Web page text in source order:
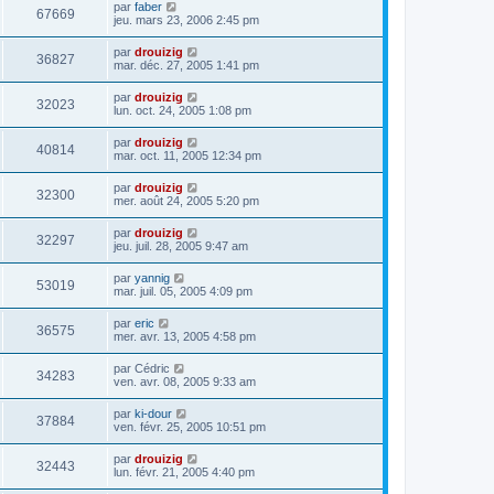
67669 par faber
jeu. mars 23, 2006 2:45 pm
36827 par drouizig
mar. déc. 27, 2005 1:41 pm
32023 par drouizig
lun. oct. 24, 2005 1:08 pm
40814 par drouizig
mar. oct. 11, 2005 12:34 pm
32300 par drouizig
mer. août 24, 2005 5:20 pm
32297 par drouizig
jeu. juil. 28, 2005 9:47 am
53019 par yannig
mar. juil. 05, 2005 4:09 pm
36575 par eric
mer. avr. 13, 2005 4:58 pm
34283 par Cédric
ven. avr. 08, 2005 9:33 am
37884 par ki-dour
ven. févr. 25, 2005 10:51 pm
32443 par drouizig
lun. févr. 21, 2005 4:40 pm